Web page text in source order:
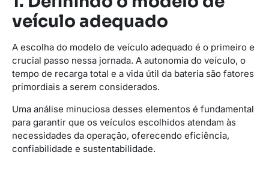
veículo adequado
A escolha do modelo de veículo adequado é o primeiro e
crucial passo nessa jornada. A autonomia do veículo, o
tempo de recarga total e a vida útil da bateria são fatores
primordiais a serem considerados.
Uma análise minuciosa desses elementos é fundamental
para garantir que os veículos escolhidos atendam às
necessidades da operação, oferecendo eficiência,
confiabilidade e sustentabilidade.